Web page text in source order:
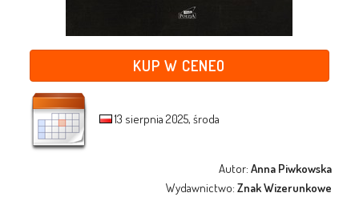
KUP W CENEO
13 sierpnia 2025, środa
Autor:Anna Piwkowska
Wydawnictwo:Znak Wizerunkowe